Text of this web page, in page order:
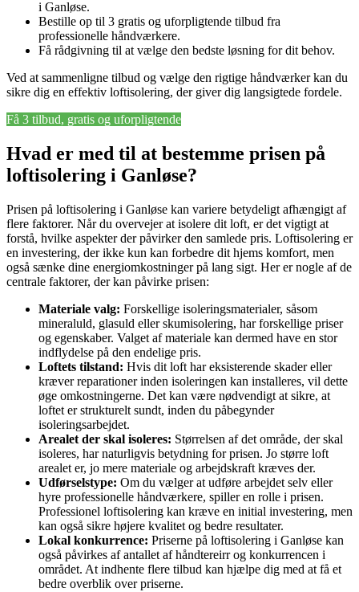
i Ganløse.
Bestille op til 3 gratis og uforpligtende tilbud fra
professionelle håndværkere.
Få rådgivning til at vælge den bedste løsning for dit behov.
Ved at sammenligne tilbud og vælge den rigtige håndværker kan du
sikre dig en effektiv loftisolering, der giver dig langsigtede fordele.
Få 3 tilbud, gratis og uforpligtende
Hvad er med til at bestemme prisen på
loftisolering i Ganløse?
Prisen på loftisolering i Ganløse kan variere betydeligt afhængigt af
flere faktorer. Når du overvejer at isolere dit loft, er det vigtigt at
forstå, hvilke aspekter der påvirker den samlede pris. Loftisolering er
en investering, der ikke kun kan forbedre dit hjems komfort, men
også sænke dine energiomkostninger på lang sigt. Her er nogle af de
centrale faktorer, der kan påvirke prisen:
Materiale valg: Forskellige isoleringsmaterialer, såsom
mineraluld, glasuld eller skumisolering, har forskellige priser
og egenskaber. Valget af materiale kan dermed have en stor
indflydelse på den endelige pris.
Loftets tilstand: Hvis dit loft har eksisterende skader eller
kræver reparationer inden isoleringen kan installeres, vil dette
øge omkostningerne. Det kan være nødvendigt at sikre, at
loftet er strukturelt sundt, inden du påbegynder
isoleringsarbejdet.
Arealet der skal isoleres: Størrelsen af det område, der skal
isoleres, har naturligvis betydning for prisen. Jo større loft
arealet er, jo mere materiale og arbejdskraft kræves der.
Udførselstype: Om du vælger at udføre arbejdet selv eller
hyre professionelle håndværkere, spiller en rolle i prisen.
Professionel loftisolering kan kræve en initial investering, men
kan også sikre højere kvalitet og bedre resultater.
Lokal konkurrence: Priserne på loftisolering i Ganløse kan
også påvirkes af antallet af håndtereirr og konkurrencen i
området. At indhente flere tilbud kan hjælpe dig med at få et
bedre overblik over priserne.